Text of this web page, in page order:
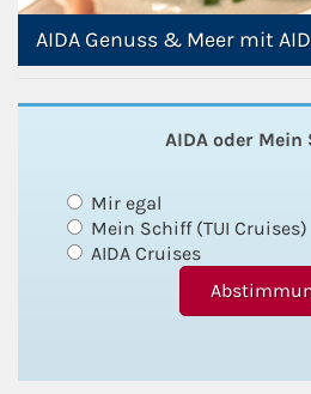
AIDA Genuss & Meer mit
AIDA oder Mein
Mir egal
Mein Schiff (TUI Cruises)
AIDA Cruises